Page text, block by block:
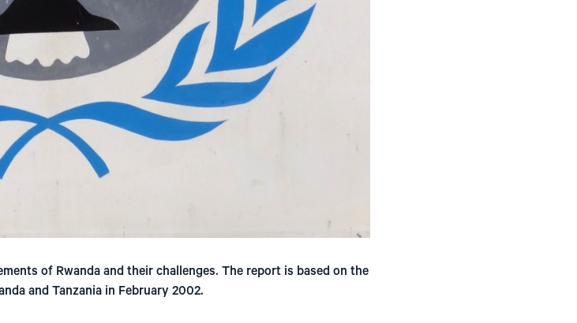
of Rwanda and their challenges. The report is based on the
and Tanzania in February 2002.